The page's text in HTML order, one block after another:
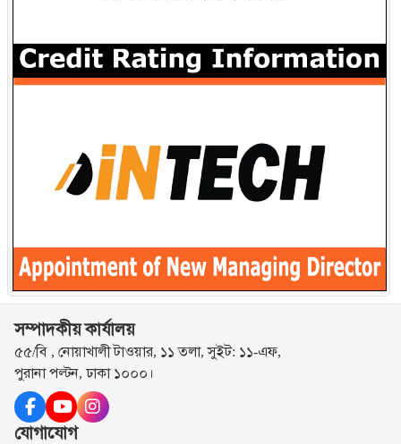
সম্পাদকীয় কার্যালয়
৫৫/বি , নোয়াখালী টাওয়ার, ১১ তলা, সুইট: ১১-এফ,
পুরানা পল্টন, ঢাকা ১০০০।
যোগাযোগ